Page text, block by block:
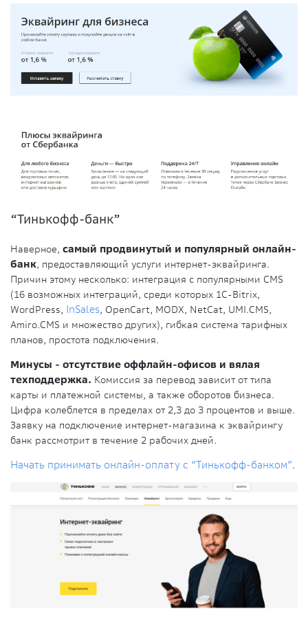
“Тинькофф-банк”
Наверное, самый продвинутый и популярный онлайн-
банк, предоставляющий услуги интернет-эквайринга.
Причин этому несколько: интеграция с популярными CMS
(16 возможных интеграций, среди которых 1C-Bitrix,
WordPress, InSales, OpenCart, MODX, NetCat, UMI.CMS,
Amiro.CMS и множество других), гибкая система тарифных
планов, простота подключения.
Минусы - отсутствие оффлайн-офисов и вялая
техподдержка. Комиссия за перевод зависит от типа
карты и платежной системы, а также оборотов бизнеса.
Цифра колеблется в пределах от 2,3 до 3 процентов и выше.
Заявку на подключение интернет-магазина к эквайрингу
банк рассмотрит в течение 2 рабочих дней.
Начать принимать онлайн-оплату с “Тинькофф-банком”.